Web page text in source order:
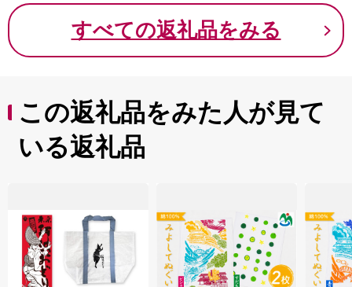
すべての返礼品をみる
この返礼品をみた人が見て
いる返礼品